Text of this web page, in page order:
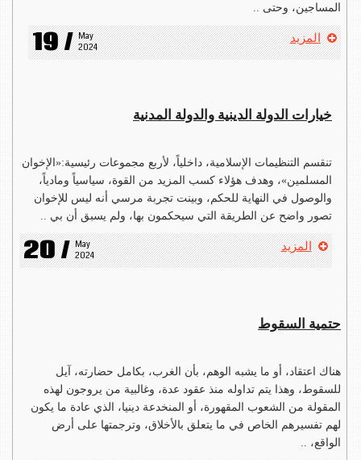
المساجين، وحتى ..
19 / May
2024
المزيد
خيارات الدولة الدينية والدولة المدنية
تنقسم التنظيمات الإسلامية، داخلياً، لأربع مجموعات رئيسية:«الإخوان
المسلمين»، وهدف هؤلاء كسب المزيد من القوة، سياسياً ومادياً،
والوصول في النهاية للحكم، وبينت تجربة مرسي أنه ليس للإخوان
تصور واضح عن الطريقة التي سيحكمون بها، ولم يسبق أن بي ..
20 / May
2024
المزيد
حتمية السقوط
هناك اعتقاد، أو ما يشبه الوهم، بأن الغرب، بكامل حضارته، آيل
للسقوط، وهذا يتم تداوله منذ عقود عدة، وغالبية من يروجون لهذه
المقولة من الشعوب المقهورة، أو المنخدعة دينيا، الذي عادة ما يكون
لهم تفسيرهم الخاص في ما يتعلق بالأخلاق، وترجمتها على أرض
الواقع، ..